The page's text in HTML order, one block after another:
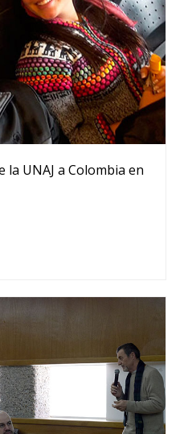
la UNAJ a Colombia en